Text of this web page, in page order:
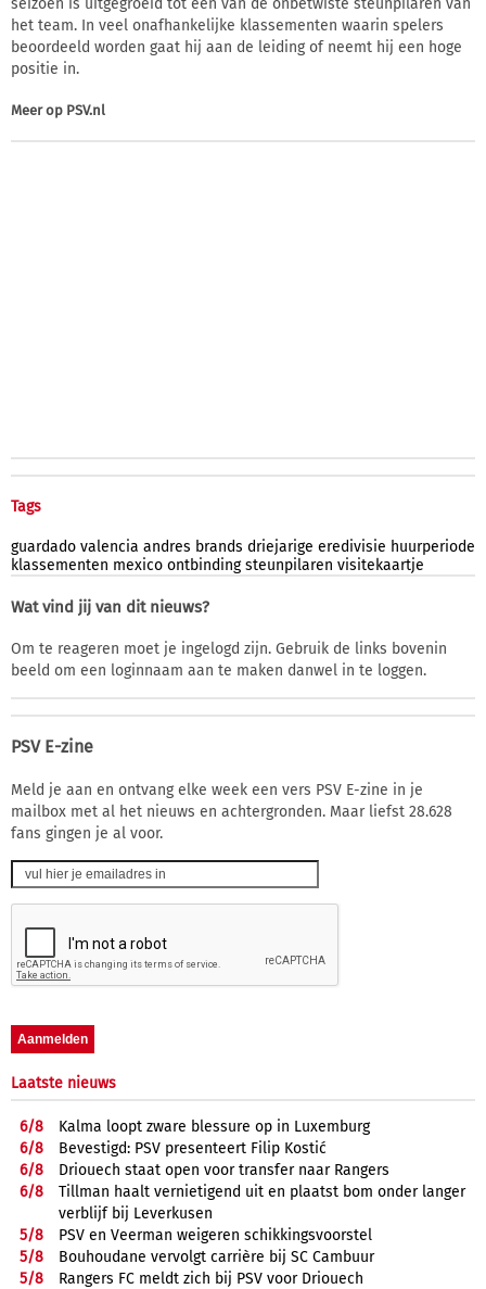
het team. In veel onafhankelijke klassementen waarin spelers
beoordeeld worden gaat hij aan de leiding of neemt hij een hoge
positie in.
Meer op PSV.nl
Tags
guardado valencia andres brands driejarige eredivisie huurperiode
klassementen mexico ontbinding steunpilaren visitekaartje
Wat vind jij van dit nieuws?
Om te reageren moet je ingelogd zijn. Gebruik de links bovenin
beeld om een loginnaam aan te maken danwel in te loggen.
PSV E-zine
Meld je aan en ontvang elke week een vers PSV E-zine in je
mailbox met al het nieuws en achtergronden. Maar liefst 28.628
fans gingen je al voor.
Laatste nieuws
6/8
Kalma loopt zware blessure op in Luxemburg
6/8
Bevestigd: PSV presenteert Filip Kostić
6/8
Driouech staat open voor transfer naar Rangers
6/8
Tillman haalt vernietigend uit en plaatst bom onder langer
verblijf bij Leverkusen
5/8
PSV en Veerman weigeren schikkingsvoorstel
5/8
Bouhoudane vervolgt carrière bij SC Cambuur
5/8
Rangers FC meldt zich bij PSV voor Driouech